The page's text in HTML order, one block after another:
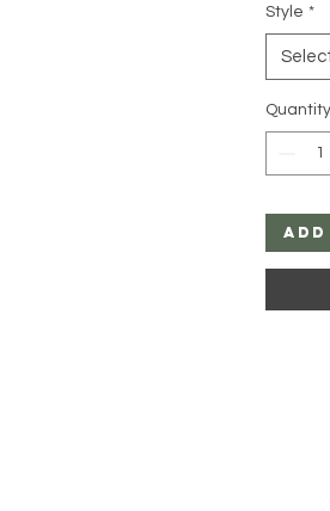
The
for you
desire!
You
***
and will
Style *
Quantity